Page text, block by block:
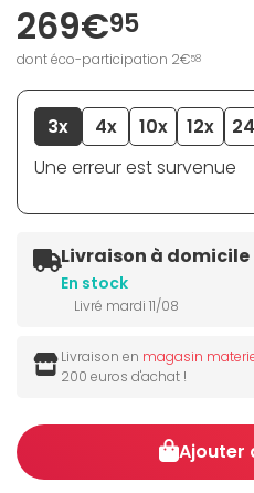
269€95
dont éco-participation 2€58
3x 4x 10x 12x
Une erreur est survenue
Livraison à domicile
En stock
Livré mardi 11/08
Livraison en magasin
200 euros d'achat !
Ajouter